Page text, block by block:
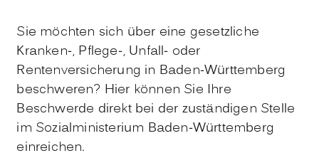
Sie möchten sich über eine gesetzliche
Kranken-, Pflege-, Unfall- oder
Rentenversicherung in Baden-Württemberg
beschweren? Hier können Sie Ihre
Beschwerde direkt bei der zuständigen Stelle
im Sozialministerium Baden-Württemberg
einreichen.